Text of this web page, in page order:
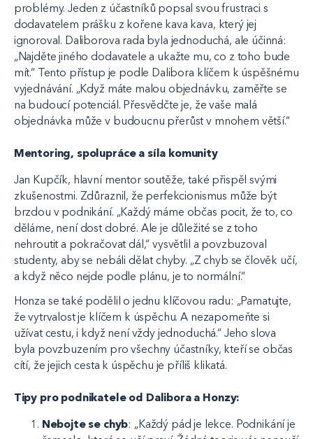
problémy. Jeden z účastníků popsal svou frustraci s
dodavatelem prášku z kořene kava kava, který jej
ignoroval. Daliborova rada byla jednoduchá, ale účinná:
„Najděte jiného dodavatele a ukažte mu, co z toho bude
mít.“ Tento přístup je podle Dalibora klíčem k úspěšnému
vyjednávání. „Když máte malou objednávku, zaměřte se
na budoucí potenciál. Přesvědčte je, že vaše malá
objednávka může v budoucnu přerůst v mnohem větší.“
Mentoring, spolupráce a síla komunity
Jan Kupčík, hlavní mentor soutěže, také přispěl svými
zkušenostmi. Zdůraznil, že perfekcionismus může být
brzdou v podnikání. „Každý máme občas pocit, že to, co
děláme, není dost dobré. Ale je důležité se z toho
nehroutit a pokračovat dál,“ vysvětlil a povzbuzoval
studenty, aby se nebáli dělat chyby. „Z chyb se člověk učí,
a když něco nejde podle plánu, je to normální.“
Honza se také podělil o jednu klíčovou radu: „Pamatujte,
že vytrvalost je klíčem k úspěchu. A nezapomeňte si
užívat cestu, i když není vždy jednoduchá.“ Jeho slova
byla povzbuzením pro všechny účastníky, kteří se občas
cítí, že jejich cesta k úspěchu je příliš klikatá.
Tipy pro podnikatele od Dalibora a Honzy:
Nebojte se chyb: „Každý pád je lekce. Podnikání je